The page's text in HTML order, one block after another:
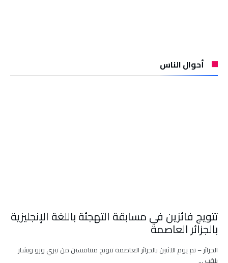
أحوال الناس
تتويج فائزين في مسابقة التهجئة باللغة الإنجليزية
بالجزائر العاصمة
الجزائر – تم يوم الاثنين بالجزائر العاصمة تتويج متنافسين من تيزي وزو وبشار